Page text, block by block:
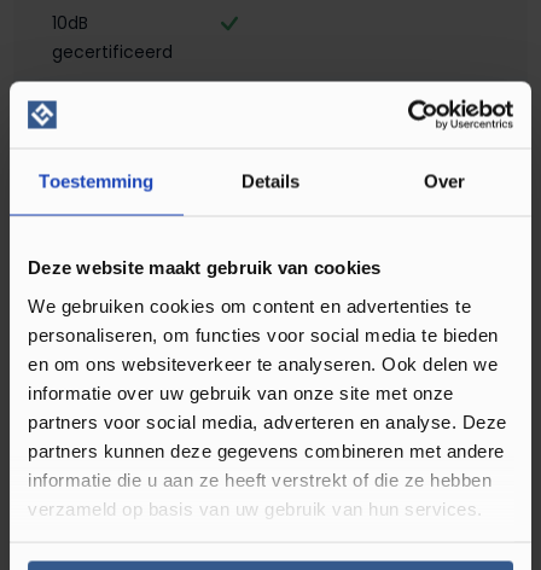
Toestemming Details Over
Deze website maakt gebruik van cookies
We gebruiken cookies om content en advertenties te
personaliseren, om functies voor social media te bieden
en om ons websiteverkeer te analyseren. Ook delen we
informatie over uw gebruik van onze site met onze
partners voor social media, adverteren en analyse. Deze
partners kunnen deze gegevens combineren met andere
informatie die u aan ze heeft verstrekt of die ze hebben
verzameld op basis van uw gebruik van hun services.
10dB
gecertificeerd
Breedte in meter
geschikt
KPA-Waarde
180
NSG-
Gecertificeerd
Warmteweerstand
R-Waarde
0,010
Geschikt voor Houten vloer, Laminaat